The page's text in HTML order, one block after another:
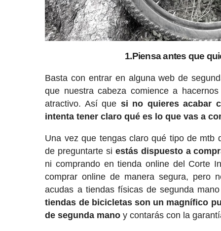
1.Piensa antes que
Basta con entrar en alguna web de
que nuestra cabeza comience a
atractivo. Así que si no quieres acabar
intenta tener claro qué es lo que vas a
Una vez que tengas claro qué tipo de mtb
de preguntarte si estás dispuesto a
ni comprando en tienda online del Corte
comprar online de manera segura, pero
acudas a tiendas físicas de segunda
tiendas de bicicletas son un magnífico
de segunda mano y contarás con la